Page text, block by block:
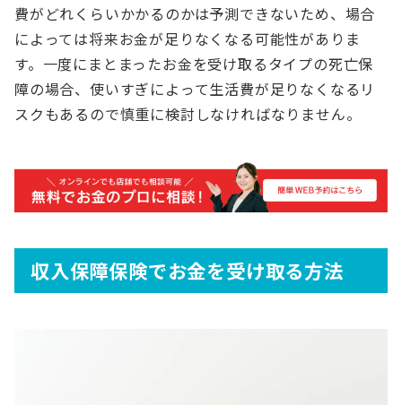
費がどれくらいかかるのかは予測できないため、場合
によっては将来お金が足りなくなる可能性がありま
す。一度にまとまったお金を受け取るタイプの死亡保
障の場合、使いすぎによって生活費が足りなくなるリ
スクもあるので慎重に検討しなければなりません。
収入保障保険でお金を受け取る方法